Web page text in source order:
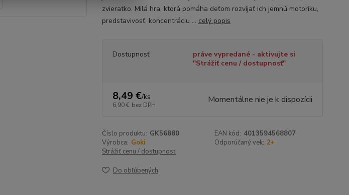
zvieratko. Milá hra, ktorá pomáha deťom rozvíjať ich jemnú motoriku,
predstavivosť, koncentráciu ... celý popis
Dostupnosť
práve vypredané - aktivujte si
"Strážiť cenu / dostupnosť"
8,49 €/ks
6,90 € bez DPH Momentálne nie je k dispozícii
Číslo produktu: GK56880 EAN kód: 4013594568807
Výrobca: Goki Odporúčaný vek: 2+
Strážiť cenu / dostupnosť
Do obľúbených